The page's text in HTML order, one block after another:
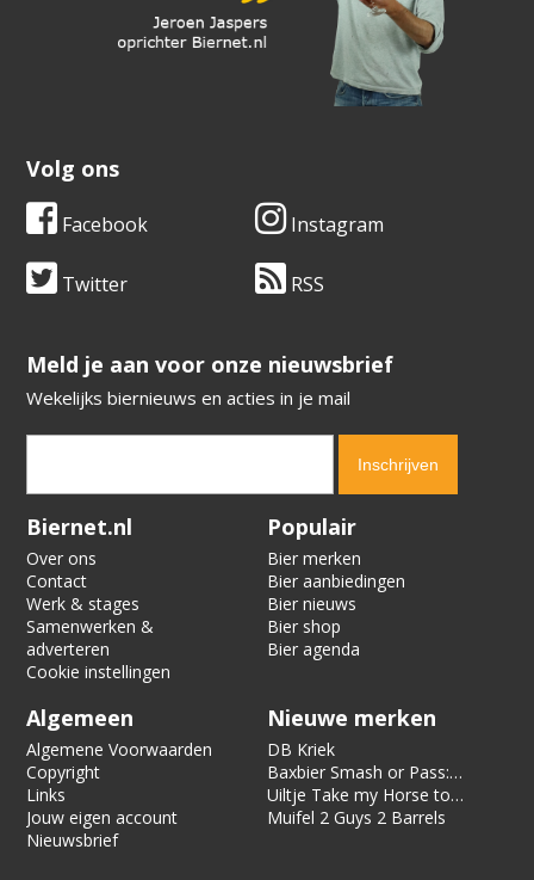
Volg ons
Facebook Instagram
Twitter RSS
​​​​​​​Meld je aan voor onze nieuwsbrief
Wekelijks biernieuws en acties in je mail
Verification code:
Biernet.nl
Over ons
Contact
Werk & stages
Samenwerken &
adverteren
Cookie instellingen
Populair
Bier merken
Bier aanbiedingen
Bier nieuws
Bier shop
Bier agenda
Algemeen
Algemene Voorwaarden
Copyright
Links
Jouw eigen account
Nieuwsbrief
Nieuwe merken
DB Kriek
Baxbier Smash or Pass:
Strata
Uiltje Take my Horse to
the Hotel Room
Muifel 2 Guys 2 Barrels